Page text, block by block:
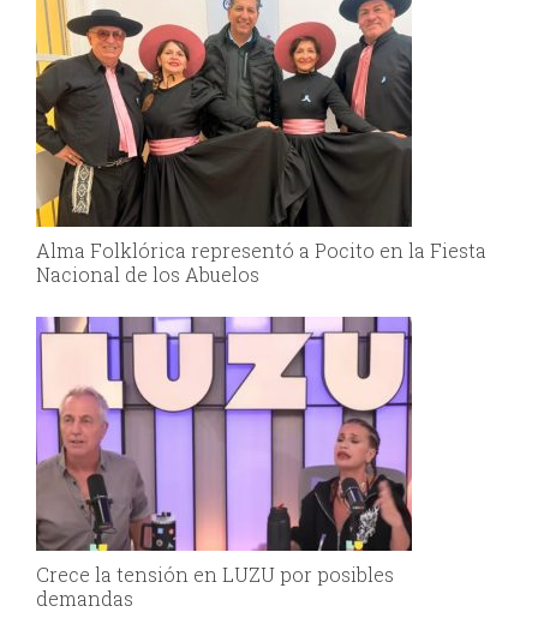
Alma Folklórica representó a Pocito en la Fiesta
Nacional de los Abuelos
Crece la tensión en LUZU por posibles
demandas